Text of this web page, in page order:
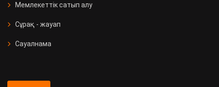
Мемлекеттік сатып алу
Сұрақ - жауап
Сауалнама